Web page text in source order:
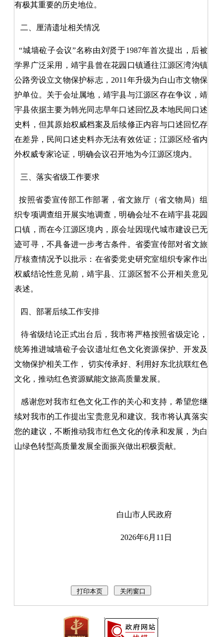
有极其重要的历史地位。
二、厘清遗址相关情况
“城墙砬子会议”名称由刘贤于1987年首次提出，后被
学界广泛采用，靖宇县曾在花园口镇通往江源区湾沟镇
公路旁设立文物保护标志，2011年升级为白山市文物保
护单位。关于会址属地，靖宇县与江源区存在争议，靖
宇县依据主要为韩光同志早年口述回忆及本地民间口述
史料，但其原始权威档案及后续修正内容与口述回忆存
在差异，民间口述史料亦无法有效佐证；江源区经省内
外权威专家论证，明确会议召开地为今江源区境内。
三、落实省级工作要求
按照省委宣传部工作部署，省文旅厅（省文物局）组
织专项调查组开展实地调查，明确会址不在靖宇县花园
口镇，而在今江源区境内，原会址因现代城市建设已无
迹可寻，不具备进一步考古条件。省委宣传部对省文旅
厅核查情况予以批示：在省委党史研究室组织专家作出
权威结论性意见前，靖宇县、江源区暂不公开相关意见
表述。
四、部署后续工作安排
待省级结论正式出台后，我市将严格按照省级定论，
统筹推进城墙砬子会议遗址红色文化资源保护、开发及
文物保护相关工作， 切实传承好、利用好东北抗联红色
文化，推动红色资源赋能文旅高质量发展。
感谢您对我市红色文化工作的关心和支持，希望您继
续对我市的工作提出宝贵意见和建议。我市将认真落实
您的建议，不断推动我市红色文化的传承和发展，为白
山绿色转型高质量发展全面振兴做出积极贡献。
白山市人民政府
2026年6月11日